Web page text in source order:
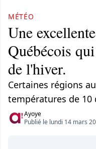
MÉTÉO
Une
Québécois
de l'hiver.
Certaines régions
températures de 10
Ayoye
Publié le lundi 14 mars